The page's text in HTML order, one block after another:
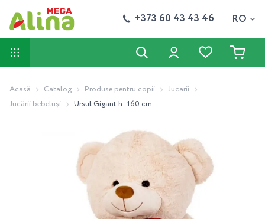
+373 60 43 43 46 RO
Acasă Catalog Produse pentru copii
Jucarii
Jucării bebeluși
Ursul Gigant h=160 cm